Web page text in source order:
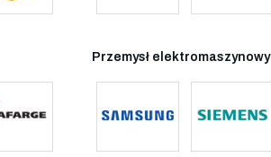
Przemysł elektromaszynowy